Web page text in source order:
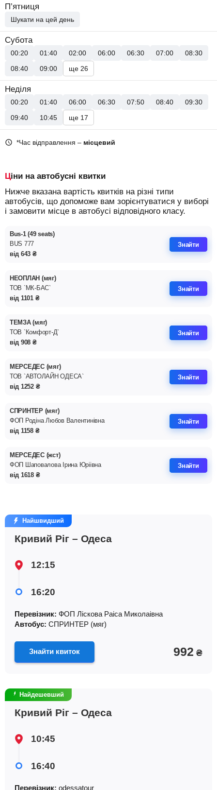
П’ятниця
Шукати на цей день
Субота
00:20 01:40 02:00 06:00 06:30 07:00
08:30
08:40
09:00 ще 26
Неділя
00:20 01:40 06:00 06:30 07:50 08:40
09:30
09:40
10:45 ще 17
*Час відправлення – місцевий
Ціни на автобусні квитки
Нижче вказана вартість квитків на різні типи
автобусів, що допоможе вам зорієнтуватися у виборі
і замовити місце в автобусі відповідного класу.
Bus-1 (49 seats)
BUS 777
від 643 ₴
Знайти
МЕРСЕДЕС (мяг)
ТОВ `АВТОЛАЙН ОДЕСА`
від 1252 ₴
Знайти
НЕОПЛАН (мяг)
ТОВ `МК-БАС`
від 1101 ₴
Знайти
СПРИНТЕР (мяг)
ФОП Родiна Любов Валентинiвна
від 1158 ₴
Знайти
ТЕМЗА (мяг)
ТОВ `Комфорт-Д`
від 908 ₴
Знайти
МЕРСЕДЕС (жст)
ФОП Шаповалова Iрина Юрiiвна
від 1618 ₴
Знайти
Найшвидший
Кривий Ріг – Одеса
12:15
16:20
Перевізник: ФОП Лiскова Раiса Миколаiвна
Автобус: СПРИНТЕР (мяг)
Знайти квиток 992 ₴
Найдешевший
Кривий Ріг – Одеса
10:45
16:40
Перевізник: odessatour